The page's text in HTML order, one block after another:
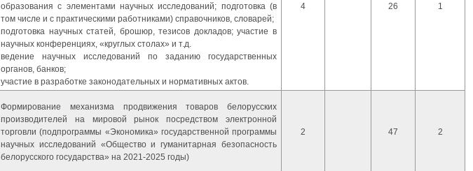
образования с элементами научных исследований; подготовка (в
том числе и с практическими работниками) справочников, словарей;
подготовка научных статей, брошюр, тезисов докладов; участие в
научных конференциях, «круглых столах» и т.д.
ведение научных исследований по заданию государственных
органов, банков;
участие в разработке законодательных и нормативных актов.
4 26 1
Формирование механизма продвижения товаров белорусских
производителей на мировой рынок посредством электронной
торговли (подпрограммы «Экономика» государственной программы
научных исследований «Общество и гуманитарная безопасность
белорусского государства» на 2021-2025 годы)
2 47 2